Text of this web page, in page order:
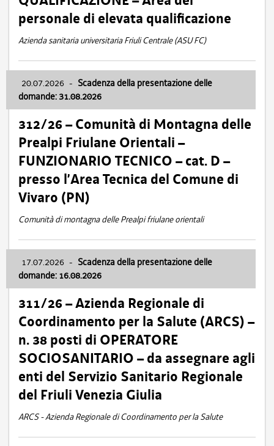
personale di elevata qualificazione
Azienda sanitaria universitaria Friuli Centrale (ASU FC)
20.07.2026 - Scadenza della presentazione delle
domande: 31.08.2026
312/26 – Comunità di Montagna delle
Prealpi Friulane Orientali –
FUNZIONARIO TECNICO – cat. D –
presso l’Area Tecnica del Comune di
Vivaro (PN)
Comunità di montagna delle Prealpi friulane orientali
17.07.2026 - Scadenza della presentazione delle
domande: 16.08.2026
311/26 – Azienda Regionale di
Coordinamento per la Salute (ARCS) –
n. 38 posti di OPERATORE
SOCIOSANITARIO – da assegnare agli
enti del Servizio Sanitario Regionale
del Friuli Venezia Giulia
ARCS - Azienda Regionale di Coordinamento per la Salute